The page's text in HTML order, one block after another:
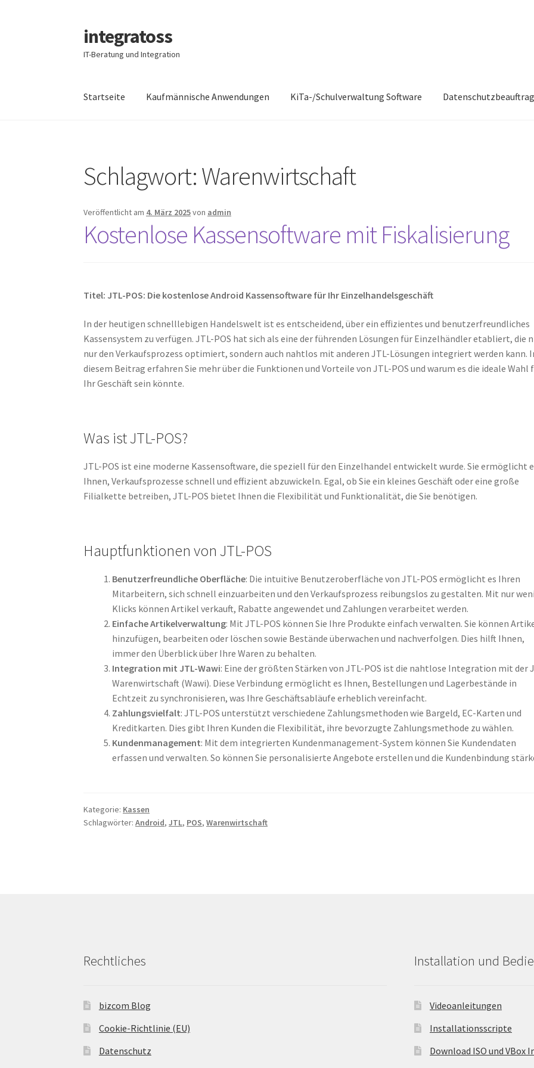
Zur
Navigation
springen
Zum
Inhalt
springen
integratoss
IT-Beratung und Integration
Startseite Kaufmännische Anwendungen KiTa-/Schulverwaltung Software
Schlagwort:Warenwirtschaft
Veröffentlicht am 4. März 2025von admin
Kostenlose Kassensoftware mit Fiskalisierung
Titel: JTL-POS: Die kostenlose Android Kassensoftware für Ihr Einzelhandelsgeschäft
In der heutigen schnelllebigen Handelswelt ist es entscheidend, über ein effizientes und benutzerfreundliches
Kassensystem zu verfügen. JTL-POS hat sich als eine der führenden Lösungen für Einzelhändler etabliert, die
nur den Verkaufsprozess optimiert, sondern auch nahtlos mit anderen JTL-Lösungen integriert werden kann.
diesem Beitrag erfahren Sie mehr über die Funktionen und Vorteile von JTL-POS und warum es die ideale Wahl
Ihr Geschäft sein könnte.
Was ist JTL-POS?
JTL-POS ist eine moderne Kassensoftware, die speziell für den Einzelhandel entwickelt wurde. Sie ermöglicht
Ihnen, Verkaufsprozesse schnell und effizient abzuwickeln. Egal, ob Sie ein kleines Geschäft oder eine große
Filialkette betreiben, JTL-POS bietet Ihnen die Flexibilität und Funktionalität, die Sie benötigen.
Hauptfunktionen von JTL-POS
Benutzerfreundliche Oberfläche: Die intuitive Benutzeroberfläche von JTL-POS ermöglicht es Ihren
Mitarbeitern, sich schnell einzuarbeiten und den Verkaufsprozess reibungslos zu gestalten. Mit nur
Klicks können Artikel verkauft, Rabatte angewendet und Zahlungen verarbeitet werden.
Einfache Artikelverwaltung: Mit JTL-POS können Sie Ihre Produkte einfach verwalten. Sie können
hinzufügen, bearbeiten oder löschen sowie Bestände überwachen und nachverfolgen. Dies hilft Ihnen,
immer den Überblick über Ihre Waren zu behalten.
Integration mit JTL-Wawi: Eine der größten Stärken von JTL-POS ist die nahtlose Integration mit der
Warenwirtschaft (Wawi). Diese Verbindung ermöglicht es Ihnen, Bestellungen und Lagerbestände in
Echtzeit zu synchronisieren, was Ihre Geschäftsabläufe erheblich vereinfacht.
Zahlungsvielfalt: JTL-POS unterstützt verschiedene Zahlungsmethoden wie Bargeld, EC-Karten und
Kreditkarten. Dies gibt Ihren Kunden die Flexibilität, ihre bevorzugte Zahlungsmethode zu wählen.
Kundenmanagement: Mit dem integrierten Kundenmanagement-System können Sie Kundendaten
erfassen und verwalten. So können Sie personalisierte Angebote erstellen und die Kundenbindung
Kategorie: Kassen
Schlagwörter:Android,JTL, POS,Warenwirtschaft
Rechtliches
bizcom Blog
Cookie-Richtlinie (EU)
Datenschutz
Installation und
Videoanleitungen
Installationsscripte
Download ISO und VBox